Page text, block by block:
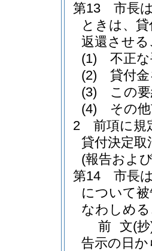
第13 市長は
ときは、
返還させ
(1) 不正な
(2) 貸付金
(3) この要
(4) その他
2 前項に規
貸付決定取
(報告およ
第14 市長は
について
なわしめ
前文(
告示の日